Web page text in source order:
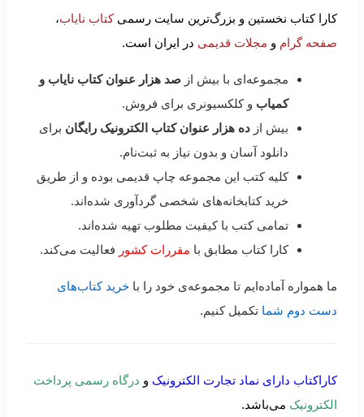
کارا کتاب نخستین و بزرگ‌ترین سایت رسمیکتاب نایاب،
صفحه گرام و مجلات قدیمی در ایران است.
مجموعه‌ای با بیش از صد هزار عنوان کتاب نایاب و
کمیاب و کلکسیونری برای فروش.
بیش از ده هزار عنوان کتاب الکترونیک رایگان برای
دانلود آسان و بدون نیاز به ثبت‌نام.
کلیه کتب این مجموعه چاپ قدیمی بوده و از طریق
خرید کتابخانه‌های شخصی گردآوری شده‌اند.
تمامی کتب با کیفیت مطلوب تهیه شده‌اند.
کارا کتاب مطابق با مقررات کشور فعالیت می‌کند.
ما همواره آماده‌ایم تا مجموعه‌ی خود را با خرید کتاب‌های
دست دوم شما تکمیل کنیم.
کاراکتاب دارای نماد تجارت الکترونیک و درگاه رسمی پرداخت
الکترونیک می‌باشد.